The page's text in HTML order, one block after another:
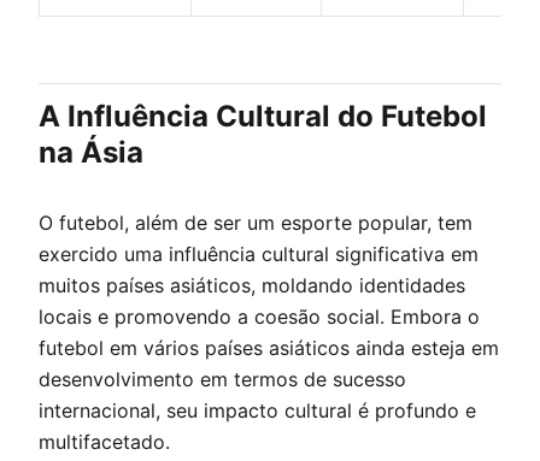
A Influência Cultural do Futebol
na Ásia
O futebol, além de ser um esporte popular, tem
exercido uma influência cultural significativa em
muitos países asiáticos, moldando identidades
locais e promovendo a coesão social. Embora o
futebol em vários países asiáticos ainda esteja em
desenvolvimento em termos de sucesso
internacional, seu impacto cultural é profundo e
multifacetado.